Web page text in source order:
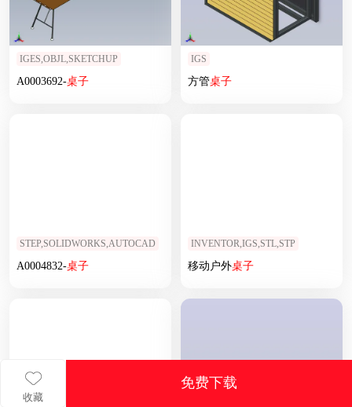
收藏
免费下载
IGES,OBJL,SKETCHUP
A0003692-桌子
IGS
方管桌子
STEP,SOLIDWORKS,AUTOCAD
A0004832-桌子
INVENTOR,IGS,STL,STP
移动户外桌子